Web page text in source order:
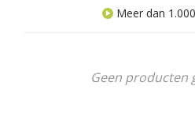
Meer dan
Geen producten